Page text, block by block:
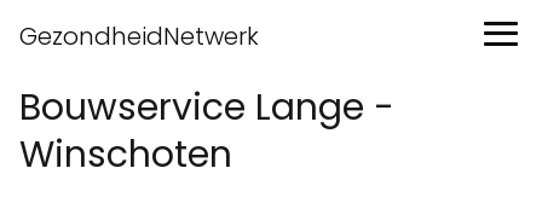
GezondheidNetwerk
Bouwservice Lange -
Winschoten